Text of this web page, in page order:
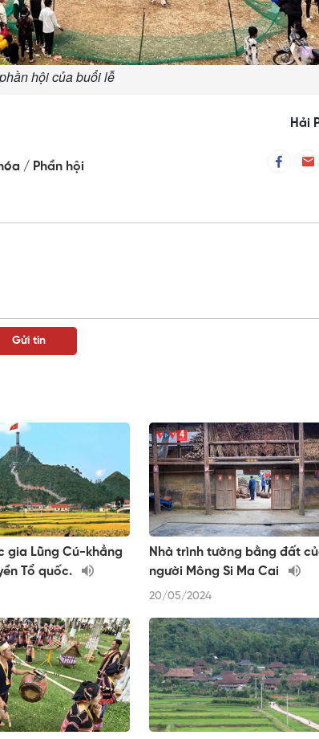
hội của buổi lễ
Hải
/ Phần hội
gia Lũng Cú-khẳng
Tổ quốc.
Nhà trình tường bằng đất
người Mông Si Ma Cai
20/05/2024